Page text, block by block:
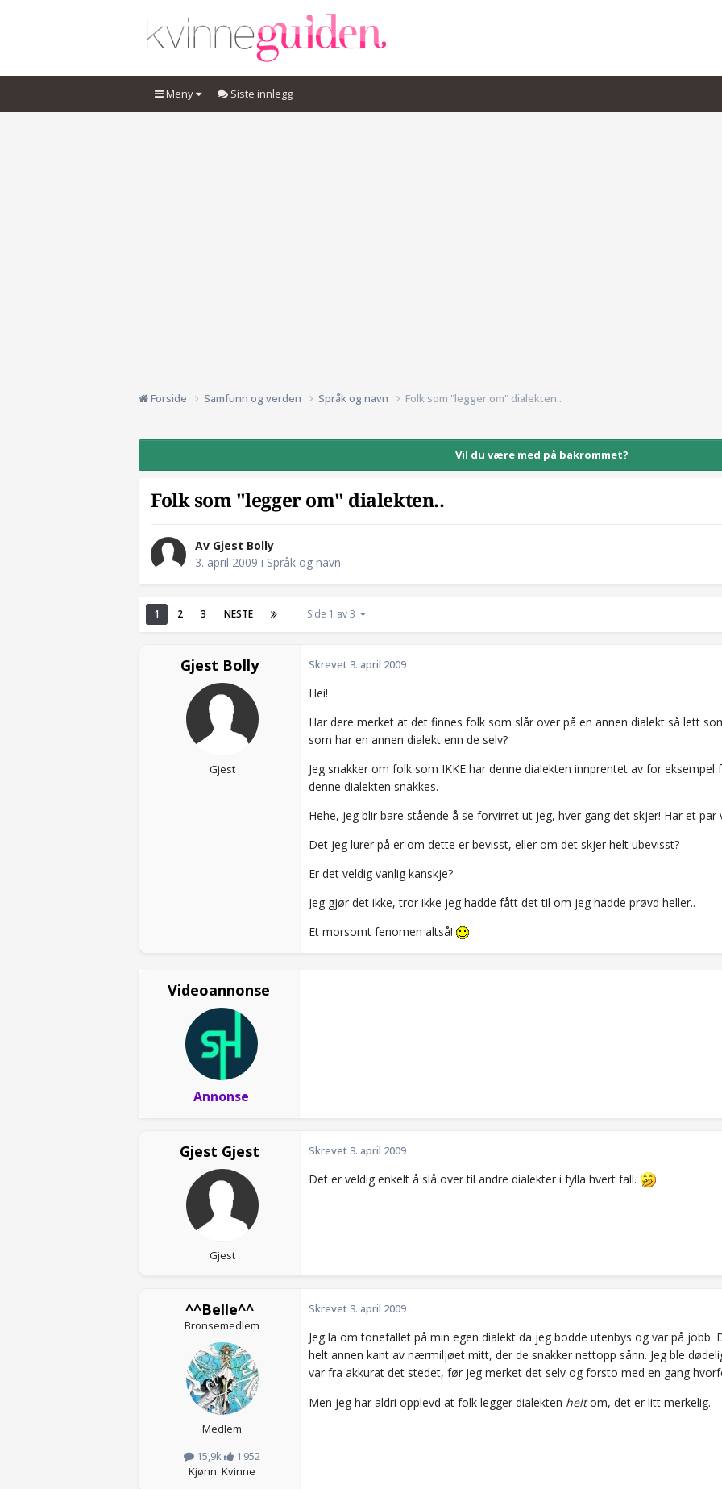
Meny Siste innlegg
Forside Samfunn og verden Språk og navn Folk som "legger om" dialekten..
Vil du være med på bakrommet?
Folk som "legger om" dialekten..
Av Gjest Bolly
3. april 2009 i Språk og navn
1 2 3 NESTE Side 1 av 3
Gjest Bolly
Gjest
Skrevet 3. april 2009
Hei!
Har dere merket at det finnes folk som slår over på en annen dialekt så lett
som har en annen dialekt enn de selv?
Jeg snakker om folk som IKKE har denne dialekten innprentet av for
denne dialekten snakkes.
Hehe, jeg blir bare stående å se forvirret ut jeg, hver gang det skjer! Har et
Det jeg lurer på er om dette er bevisst, eller om det skjer helt ubevisst?
Er det veldig vanlig kanskje?
Jeg gjør det ikke, tror ikke jeg hadde fått det til om jeg hadde prøvd heller..
Et morsomt fenomen altså!
Videoannonse
Annonse
Gjest Gjest
Gjest
Skrevet 3. april 2009
Det er veldig enkelt å slå over til andre dialekter i fylla hvert fall.
^^Belle^^
Bronsemedlem
Medlem
15,9k
1 952
Kjønn: Kvinne
Skrevet 3. april 2009
Jeg la om tonefallet på min egen dialekt da jeg bodde utenbys og var på
helt annen kant av nærmiljøet mitt, der de snakker nettopp sånn. Jeg ble
var fra akkurat det stedet, før jeg merket det selv og forsto med en gang
Men jeg har aldri opplevd at folk legger dialekten heltom, det er litt merkelig.